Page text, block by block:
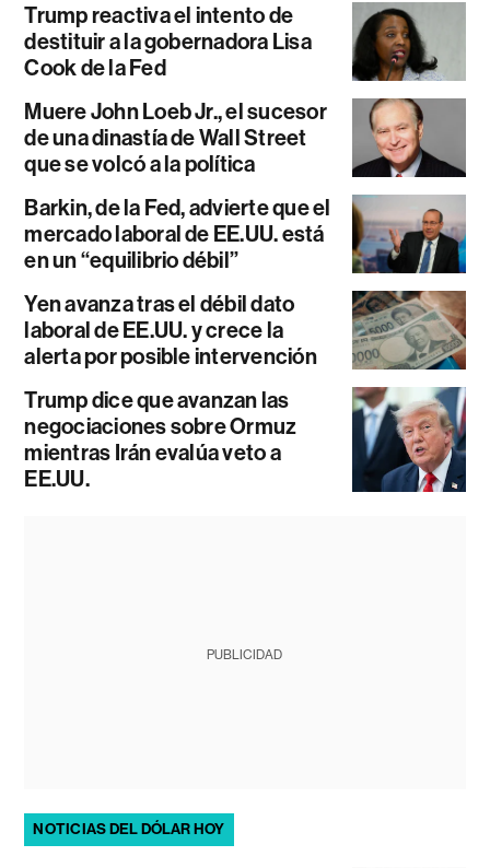
Trump reactiva el intento de
destituir a la gobernadora Lisa
Cook de la Fed
Muere John Loeb Jr., el sucesor
de una dinastía de Wall Street
que se volcó a la política
Barkin, de la Fed, advierte que el
mercado laboral de EE.UU. está
en un “equilibrio débil”
Yen avanza tras el débil dato
laboral de EE.UU. y crece la
alerta por posible intervención
Trump dice que avanzan las
negociaciones sobre Ormuz
mientras Irán evalúa veto a
EE.UU.
PUBLICIDAD
NOTICIAS DEL DÓLAR HOY